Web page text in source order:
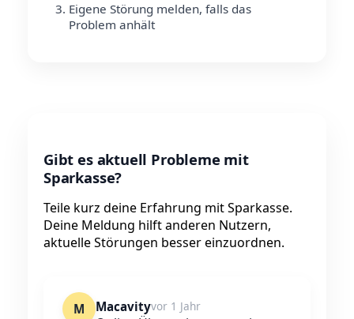
Eigene Störung melden, falls das
Problem anhält
Gibt es aktuell Probleme mit
Sparkasse?
Teile kurz deine Erfahrung mit Sparkasse.
Deine Meldung hilft anderen Nutzern,
aktuelle Störungen besser einzuordnen.
M Macavityvor 1 Jahr